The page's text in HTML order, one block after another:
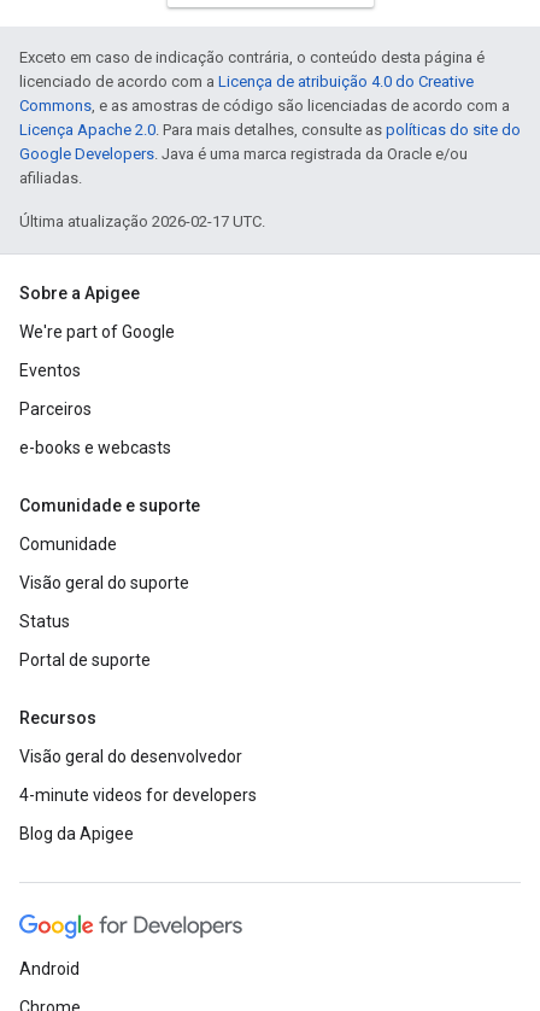
Exceto em caso de indicação contrária, o conteúdo desta página é
licenciado de acordo com a Licença de atribuição 4.0 do Creative
Commons, e as amostras de código são licenciadas de acordo com a
Licença Apache 2.0. Para mais detalhes, consulte as políticas do site do
Google Developers. Java é uma marca registrada da Oracle e/ou
afiliadas.
Última atualização 2026-02-17 UTC.
Sobre a Apigee
We're part of Google
Eventos
Parceiros
e-books e webcasts
Comunidade e suporte
Comunidade
Visão geral do suporte
Status
Portal de suporte
Recursos
Visão geral do desenvolvedor
4-minute videos for developers
Blog da Apigee
Android